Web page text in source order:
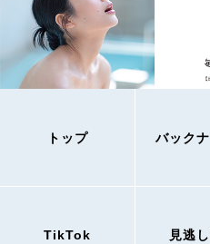
トップ バック
TikTok 見逃